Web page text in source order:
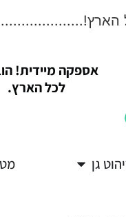
אספקה מיידית!
לכל הארץ.
גן